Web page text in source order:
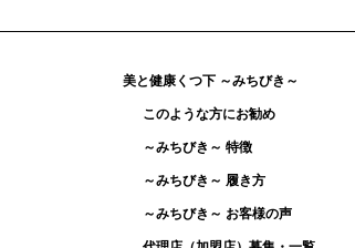
美と健康くつ下 ～みちびき～
このような方にお勧め
～みちびき～ 特徴
～みちびき～ 履き方
～みちびき～ お客様の声